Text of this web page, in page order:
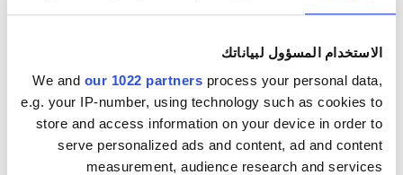
الاستخدام المسؤول لبياناتك
We and our 1022 partners process your personal data,
e.g. your IP-number, using technology such as cookies to
store and access information on your device in order to
serve personalized ads and content, ad and content
measurement, audience research and services
المرطبات
شبكة واي فاي مجانيّة
شاشات تلفزيون
انتقالات مجانية
مشمول بتغطية بطاقة التأمين الصحيّ العالميّة
المرطبات شبكة واي فاي مجانيّة
لكل علاج
غسيل الدم ٢٠٠ €
غسيل وترشيح الدم ٢٥٠ €
حجز مبدئي